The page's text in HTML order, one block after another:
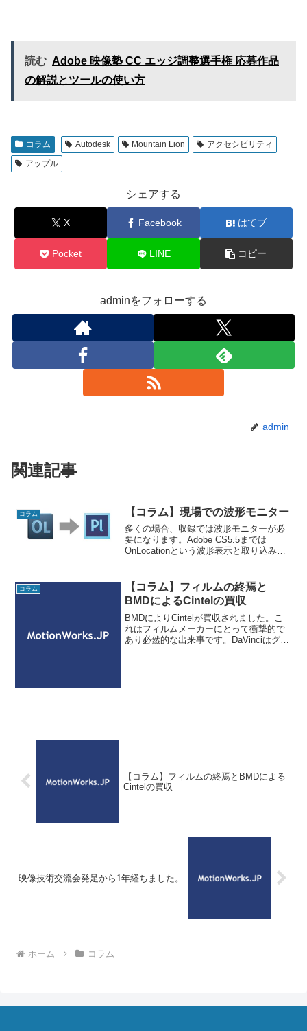
読む Adobe 映像塾 CC エッジ調整選手権 応募作品
の解説とツールの使い方
コラム Autodesk Mountain Lion
アクセシビリティ
アップル
シェアする
X Facebook はてブ
Pocket LINE コピー
adminをフォローする
admin
関連記事
コラム 【コラム】現場での波形モニター
多くの場合、収録では波形モニターが必
要になります。Adobe CS5.5までは
OnLocationという波形表示と取り込みを
トウェアは2012年4
コラム
【コラム】フィルムの終焉と
BMDによるCintelの買収
BMDによりCintelが買収されました。こ
れはフィルムメーカーにとって衝撃的で
あり必然的な出来事です。DaVinciはグレ
【コラム】フィルムの終焉とBMDによる
Cintelの買収
映像技術交流会発足から1年経ちました。
ホーム コラム